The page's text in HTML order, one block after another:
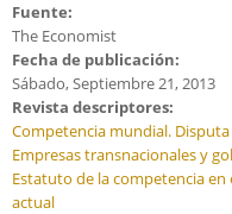
Fuente:
The Economist
Fecha de publicación:
Sábado, Septiembre 21, 2013
Revista descriptores:
Competencia mundial.
Empresas transnacionales y
Estatuto de la competencia
actual